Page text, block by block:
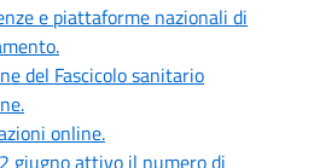
e piattaforme nazionali di
del Fascicolo sanitario
online.
giugno attivo il numero di